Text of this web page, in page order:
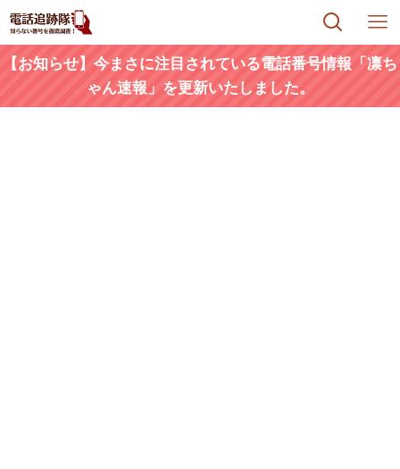
【お知らせ】今まさに注目されている電話番号情報「凛ち
ゃん速報」を更新いたしました。